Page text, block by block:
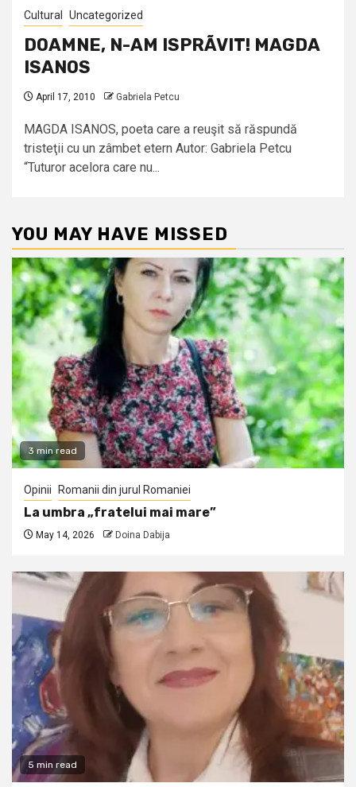
Cultural Uncategorized
DOAMNE, N-AM ISPRÃVIT! MAGDA
ISANOS
April 17, 2010 Gabriela Petcu
MAGDA ISANOS, poeta care a reuşit să răspundă
tristeţii cu un zâmbet etern Autor: Gabriela Petcu
“Tuturor acelora care nu...
YOU MAY HAVE MISSED
3 min read
Opinii Romanii din jurul Romaniei
La umbra „fratelui mai mare”
May 14, 2026 Doina Dabija
5 min read